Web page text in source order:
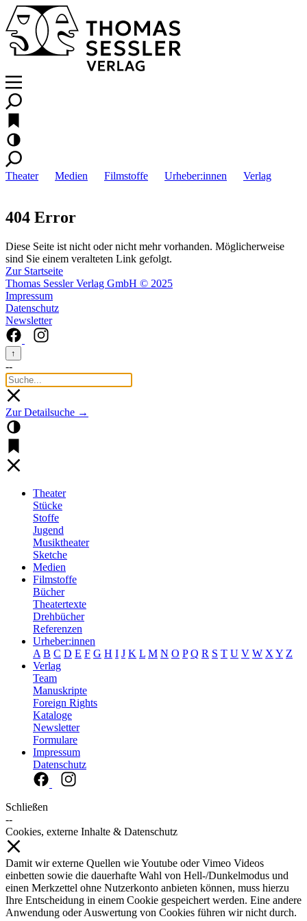
Theater Medien Filmstoffe Urheber:innen Verlag
404 Error
Diese Seite ist nicht oder nicht mehr vorhanden. Möglicherweise
sind Sie einem veralteten Link gefolgt.
Zur Startseite
Thomas Sessler Verlag GmbH © 2025
Impressum
Datenschutz
Newsletter
↑
--
Zur Detailsuche →
Theater
Stücke
Stoffe
Jugend
Musiktheater
Sketche
Medien
Filmstoffe
Bücher
Theatertexte
Drehbücher
Referenzen
Urheber:innen
A B C D E F G H I J K L M N O P Q R S T U V W X Y Z
Verlag
Team
Manuskripte
Foreign Rights
Kataloge
Newsletter
Formulare
Impressum
Datenschutz
Schließen
--
Cookies, externe Inhalte & Datenschutz
Damit wir externe Quellen wie Youtube oder Vimeo Videos
einbetten sowie die dauerhafte Wahl von Hell-/Dunkelmodus und
einen Merkzettel ohne Nutzerkonto anbieten können, muss hierzu
Ihre Entscheidung in einem Cookie gespeichert werden. Eine andere
Anwendung oder Auswertung von Cookies führen wir nicht durch.